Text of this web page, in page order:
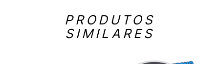
PRODUTOS
SIMILARES